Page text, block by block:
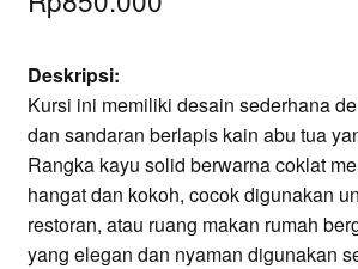
Deskripsi:
Kursi ini memiliki desain sederhana
dan sandaran berlapis kain abu tua
Rangka kayu solid berwarna coklat
hangat dan kokoh, cocok digunakan
restoran, atau ruang makan rumah
yang elegan dan nyaman digunakan